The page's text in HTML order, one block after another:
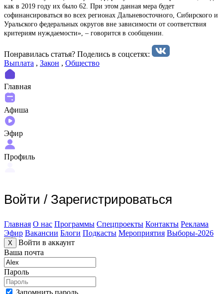
как в 2019 году их было 62. При этом данная мера будет
софинансироваться во всех регионах Дальневосточного, Сибирского и
Уральского федеральных округов вне зависимости от соответствия
критериям нуждаемости», – говорится в сообщении.
Понравилась статья? Поделиcь в соцсетях:
Выплата , Закон , Общество
Главная
Афиша
Эфир
Профиль
Войти / Зарегистрироваться
Главная О нас Программы Спецпроекты Контакты Реклама
Эфир Вакансии Блоги Подкасты Мероприятия Выборы-2026
X
Войти в аккаунт
Ваша почта
Пароль
Запомнить пароль